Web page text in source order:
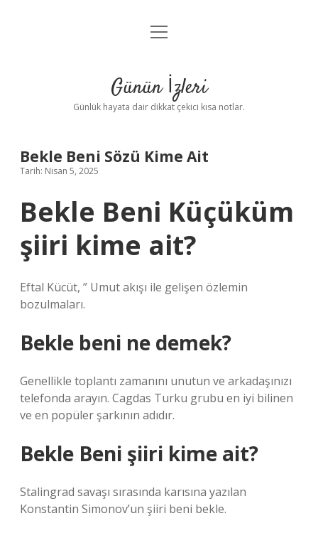
Anasayfa
Yasal Uyarı
menüyü
Günün İzleri
Günlük hayata dair dikkat çekici kısa notlar.
Bekle Beni Sözü Kime Ait
Tarih: Nisan 5, 2025
Bekle Beni Küçüküm
şiiri kime ait?
Eftal Kücüt, ” Umut akışı ile gelişen özlemin
bozulmaları.
Bekle beni ne demek?
Genellikle toplantı zamanını unutun ve arkadaşınızı
telefonda arayın. Cagdas Turku grubu en iyi bilinen
ve en popüler şarkının adıdır.
Bekle Beni şiiri kime ait?
Stalingrad savaşı sırasında karısına yazılan
Konstantin Simonov’un şiiri beni bekle.